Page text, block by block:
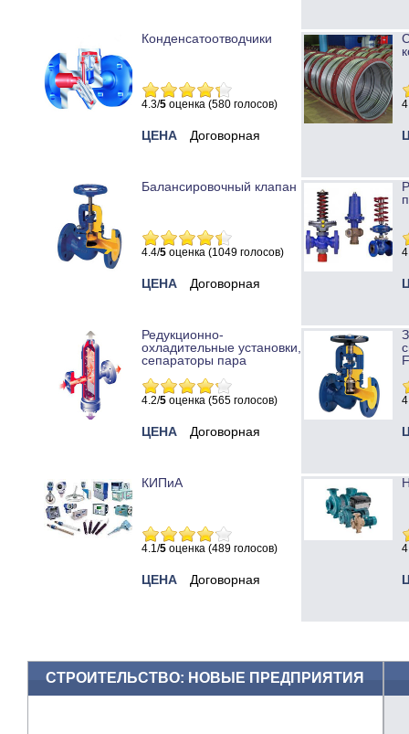
Конденсатоотводчики
4.3/5 оценка (580 голосов)
ЦЕНА Договорная
Балансировочный клапан
4.4/5 оценка (1049 голосов)
ЦЕНА Договорная
Редукционно-
охладительные установки,
сепараторы пара
4.2/5 оценка (565 голосов)
ЦЕНА Договорная
КИПиА
4.1/5 оценка (489 голосов)
ЦЕНА Договорная
СТРОИТЕЛЬСТВО: НОВЫЕ ПРЕДПРИЯТИЯ